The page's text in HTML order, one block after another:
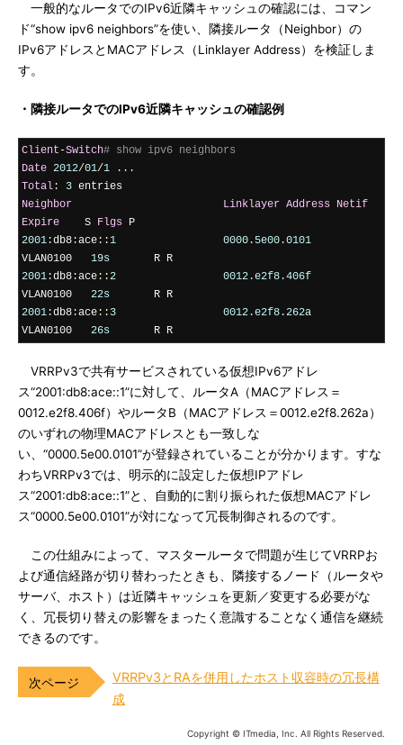
一般的なルータでのIPv6近隣キャッシュの確認には、コマン
ド“show ipv6 neighbors”を使い、隣接ルータ（Neighbor）の
IPv6アドレスとMACアドレス（Linklayer Address）を検証しま
す。
・隣接ルータでのIPv6近隣キャッシュの確認例
Client -Switch# show ipv6 neighbors
Date 2012/01/1
...
Total : 3
Neighbor
Linklayer Address Netif
Expire
    S
Flgs
2001 :db8 :ace ::1 0000.5e00 .0101
VLAN0100 19s
2001 :db8 :ace ::2
0012.e2f8.406f
VLAN0100 22s
2001 :db8 :ace :: 3
0012.e2f8.262a
VLAN0100 26s
       R R
VRRPv3で共有サービスされている仮想IPv6アドレ
ス“2001:db8:ace::1”に対して、ルータA（MACアドレス＝
0012.e2f8.406f）やルータB（MACアドレス＝0012.e2f8.262a）
のいずれの物理MACアドレスとも一致しな
い、“0000.5e00.0101”が登録されていることが分かります。すな
わちVRRPv3では、明示的に設定した仮想IPアドレ
ス“2001:db8:ace::1”と、自動的に割り振られた仮想MACアドレ
ス“0000.5e00.0101”が対になって冗長制御されるのです。
この仕組みによって、マスタールータで問題が生じてVRRPお
よび通信経路が切り替わったときも、隣接するノード（ルータや
サーバ、ホスト）は近隣キャッシュを更新／変更する必要がな
く、冗長切り替えの影響をまったく意識することなく通信を継続
できるのです。
VRRPv3とRAを併用したホスト収容時の冗長構
成
Copyright © ITmedia, Inc. All Rights Reserved.